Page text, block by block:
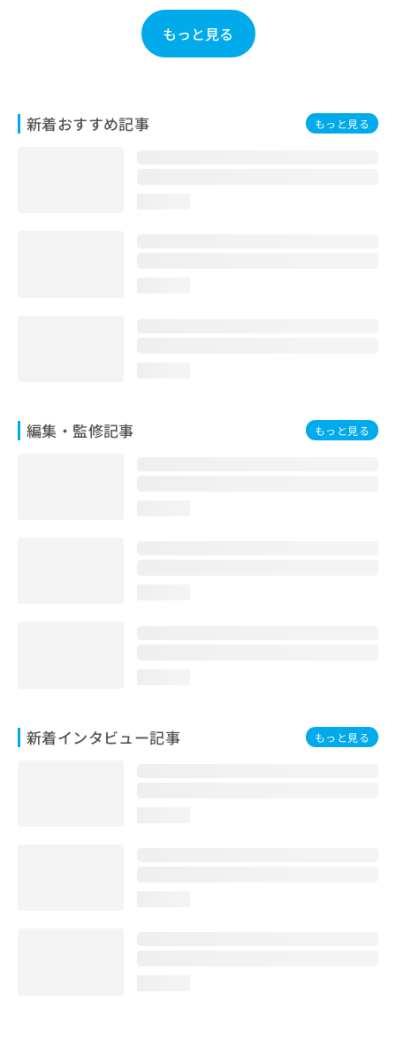
もっと見る
新着おすすめ記事 もっと見る
編集・監修記事 もっと見る
新着インタビュー記事 もっと見る
は
こ